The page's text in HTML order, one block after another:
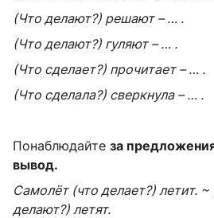
(Что делают?) решают – … .
(Что делают?) гуляют – … .
(Что сделает?) прочитает – … .
(Что сделала?) сверкнула – … .
Понаблюдайте за
вывод.
Самолёт (что делает?) летит.
делают?) летят.